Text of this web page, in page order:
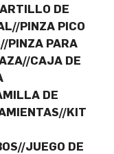
DE
PINZA PICO
PINZA PARA
CAJA DE
DE
KIT
JUEGO DE